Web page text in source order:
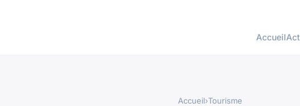
Accueil
Accueil›Tourisme